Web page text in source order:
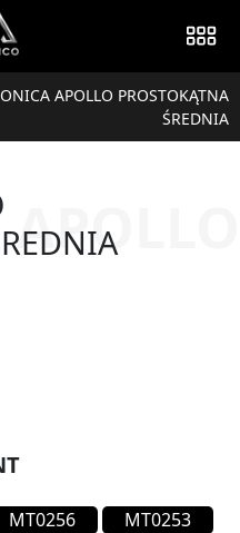
APOLLO PROSTOKĄTNA
ŚREDNIA
APOLLO
MT0256
MT0253